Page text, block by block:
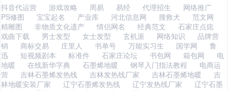
抖音代运营 游戏攻略 周易 易经 代理招生
网络推广
PS修图
宝宝起名 产业库 河北信息网 搜救犬
范文网
精雕图
非物质文化遗产 情侣网名 经典范文
石家庄点痣
戏曲下载
男士发型 女士发型 玄机派 网络知识
品牌营
销
商标交易 庄里人 书单号 万能实习生 国学网
鲁
迅
短视频剧本 标准件 石家庄论坛 书包网 箱包网
电
地暖
在线新华字典 石墨烯地暖 钢琴入门指法教程
电商运
营
吉林石墨烯发热线 吉林发热线厂家 吉林石墨烯地暖
吉
林地暖安装厂家
辽宁石墨烯发热线 辽宁发热线厂家
辽宁石墨